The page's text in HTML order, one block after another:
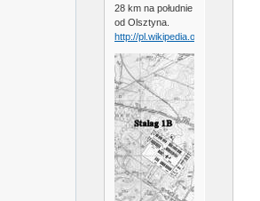
28 km na południe
od Olsztyna.
http://pl.wikipedia.org/wiki/